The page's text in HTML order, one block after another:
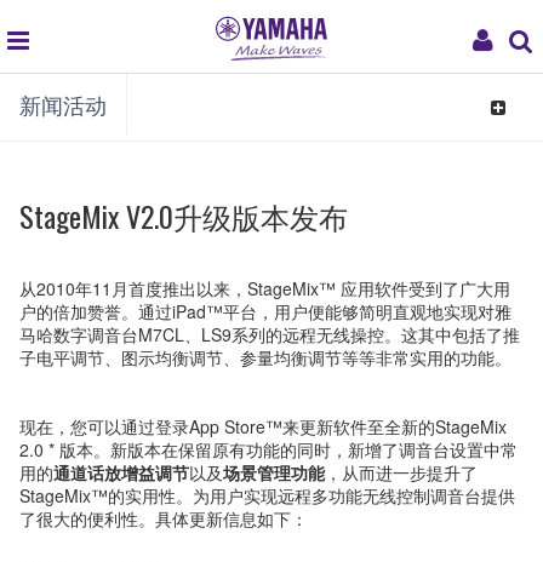
My
global
navigation
新闻活动
Toggle
StageMix V2.0升级版本发布
从2010年11月首度推出以来，StageMix™ 应用软件受到了广大用
户的倍加赞誉。通过iPad™平台，用户便能够简明直观地实现对雅
马哈数字调音台M7CL、LS9系列的远程无线操控。这其中包括了推
子电平调节、图示均衡调节、参量均衡调节等等非常实用的功能。
现在，您可以通过登录App Store™来更新软件至全新的StageMix
2.0 * 版本。新版本在保留原有功能的同时，新增了调音台设置中常
用的通道话放增益调节以及场景管理功能，从而进一步提升了
StageMix™的实用性。为用户实现远程多功能无线控制调音台提供
了很大的便利性。具体更新信息如下：